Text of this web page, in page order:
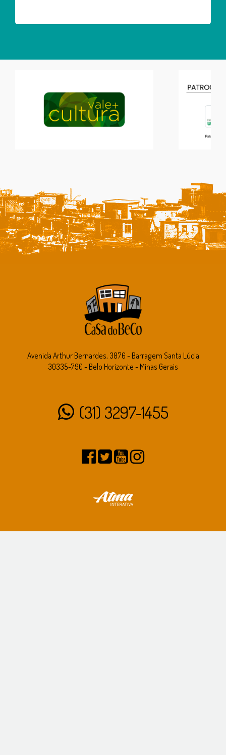
Avenida Arthur Bernardes, 3876 - Barragem Santa Lúcia
30335-790 - Belo Horizonte - Minas Gerais
(31) 3297-1455